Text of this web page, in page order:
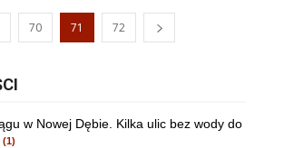
70 71 72
w Nowej Dębie. Kilka ulic bez wody do
(1)